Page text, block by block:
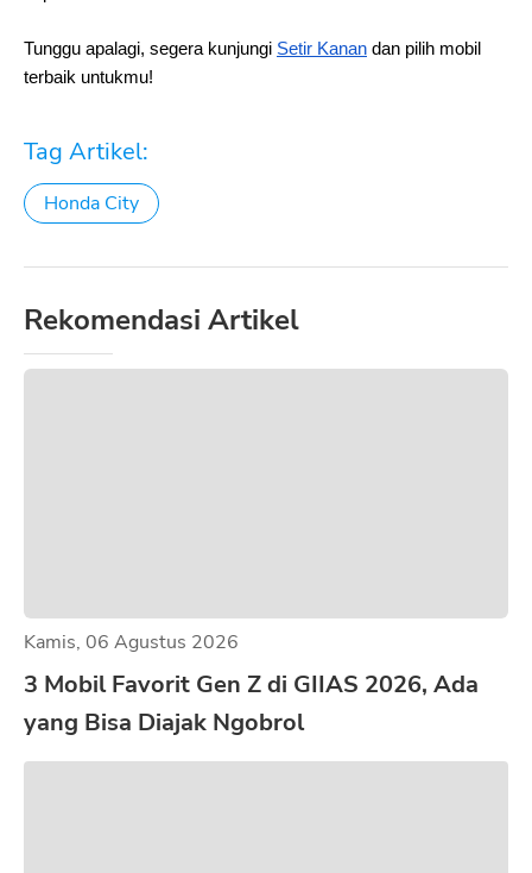
Tunggu apalagi, segera kunjungi Setir Kanan dan pilih mobil
terbaik untukmu!
Tag Artikel:
Honda City
Rekomendasi Artikel
Kamis, 06 Agustus 2026
3 Mobil Favorit Gen Z di GIIAS 2026, Ada
yang Bisa Diajak Ngobrol